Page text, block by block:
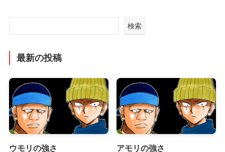
検索
最新の投稿
ウモリの強さ アモリの強さ